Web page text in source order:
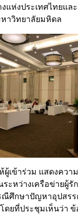
งแห่งประเทศไทยแ
าวิทยาลัยมหิดล
ผู้เข้าร่วม แสดงควา
ระหว่างเครือข่ายผู้รั
ณีศึกษาปัญหาอุปสรร
ดยที่ประชุมเห็นว่า